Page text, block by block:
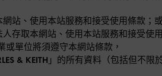
網站、使用本站服務和接受使用條款；
存取本網站、使用本站服務和接受使
或單位將須遵守本網站條款，
& KEITH 」的所有資料（包括但不限